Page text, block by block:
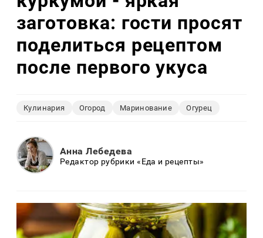
заготовка: гости просят
поделиться рецептом
после первого укуса
Кулинария Огород Маринование Огурец
Анна Лебедева
Редактор рубрики «Еда и рецепты»